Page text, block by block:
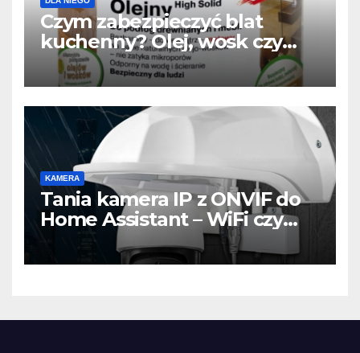
Czym zabezpieczyć blat
kuchenny? Olej, wosk czy
lakier? Najlepszy wybór do
drewnianego blatu
KAMERA
Tania kamera IP z ONVIF do
Home Assistant – WiFi czy
LAN? Test, konfiguracja i
praktyczne wskazówki